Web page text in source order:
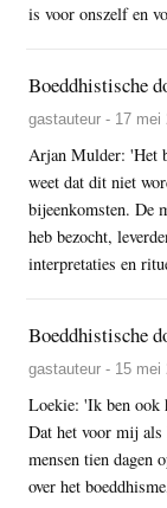
is voor onszelf en
Boeddhistische
gastauteur - 17 mei
Arjan Mulder: 'Het
weet dat dit niet
bijeenkomsten. De
heb bezocht,
interpretaties en
Boeddhistische
gastauteur - 15 mei
Loekie: 'Ik ben ook
Dat het voor mij
mensen tien dagen
over het